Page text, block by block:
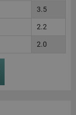
3.5
2.2
2.0